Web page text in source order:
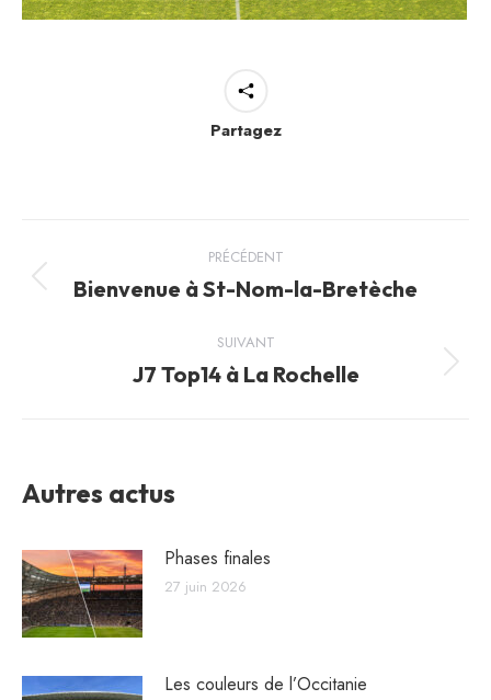
Partagez
Navigation
article
PRÉCÉDENT
Article
:
Bienvenue à St-Nom-la-Bretèche
SUIVANT
Article
J7 Top14 à La Rochelle
Autres actus
Phases finales
27 juin 2026
Les couleurs de l’Occitanie